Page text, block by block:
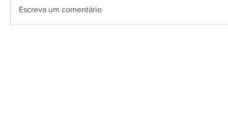
Escreva um comentário